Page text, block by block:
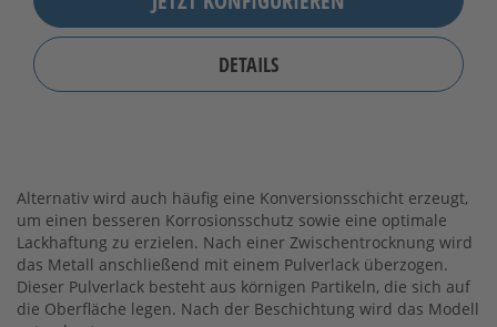
DETAILS
Alternativ wird auch häufig eine Konversionsschicht erzeugt,
um einen besseren Korrosionsschutz sowie eine optimale
Lackhaftung zu erzielen. Nach einer Zwischentrocknung wird
das Metall anschließend mit einem Pulverlack überzogen.
Dieser Pulverlack besteht aus körnigen Partikeln, die sich auf
die Oberfläche legen. Nach der Beschichtung wird das Modell